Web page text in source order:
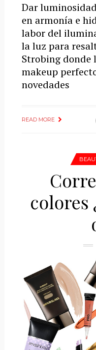
Dar
en armonía e
labor del
la luz para
Strobing donde
makeup
novedades
READ MORE
colores